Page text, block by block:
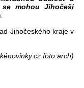
mohou Jihočeši
Jihočeského kraje v
foto:arch)